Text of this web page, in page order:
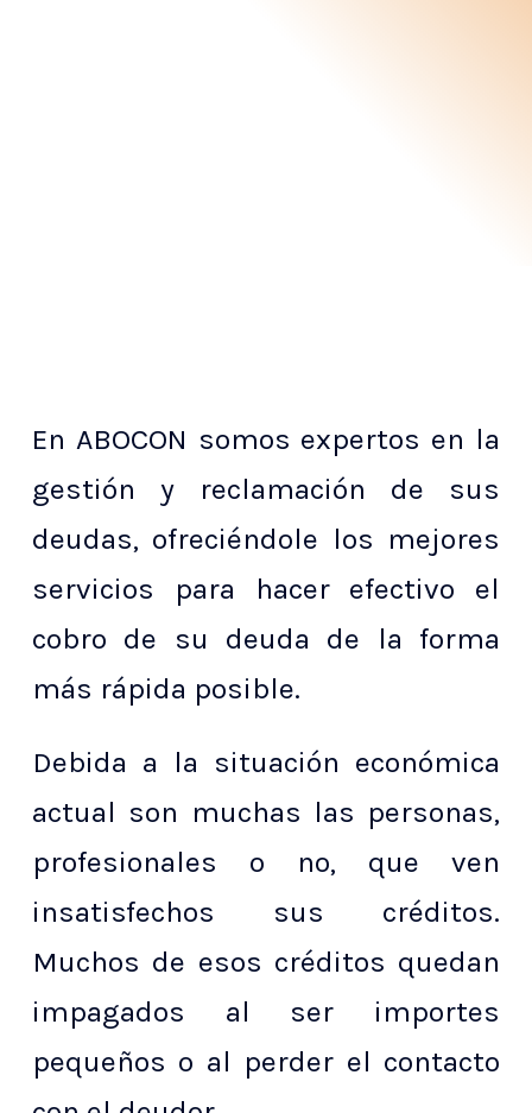
En ABOCON somos expertos en la
gestión y reclamación de sus
deudas, ofreciéndole los mejores
servicios para hacer efectivo el
cobro de su deuda de la forma
más rápida posible.
Debida a la situación económica
actual son muchas las personas,
profesionales o no, que ven
insatisfechos sus créditos.
Muchos de esos créditos quedan
impagados al ser importes
pequeños o al perder el contacto